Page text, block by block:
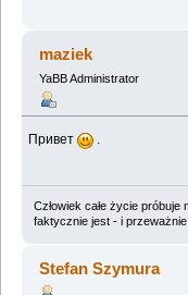
maziek
YaBB Administrator
Привет
Człowiek całe życie
faktycznie jest - i
Stefan Szymura